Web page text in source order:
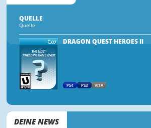
QUELLE
Quelle
DRAGON QUEST HEROES II
PS4 PS3 VITA
DEINE NEWS